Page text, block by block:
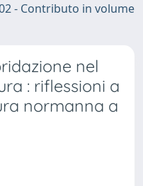
- Contributo in volume
nel
: riflessioni a
normanna a